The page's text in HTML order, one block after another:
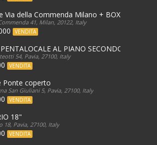
Via della Commenda Milano + BOX
41, Milan, 20122, Italy
VENDITA
AL PIANO SECONDO
54, Pavia, 27100, Italy
VENDITA
Ponte coperto
San Giuliani 5, Pavia, 27100, Italy
VENDITA
18"
18, Pavia, 27100, Italy
VENDITA